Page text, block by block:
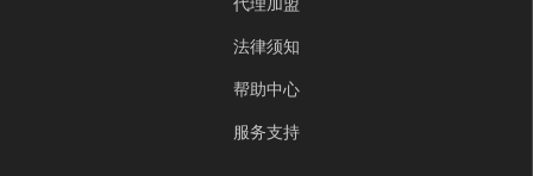
代理加盟
法律须知
帮助中心
服务支持